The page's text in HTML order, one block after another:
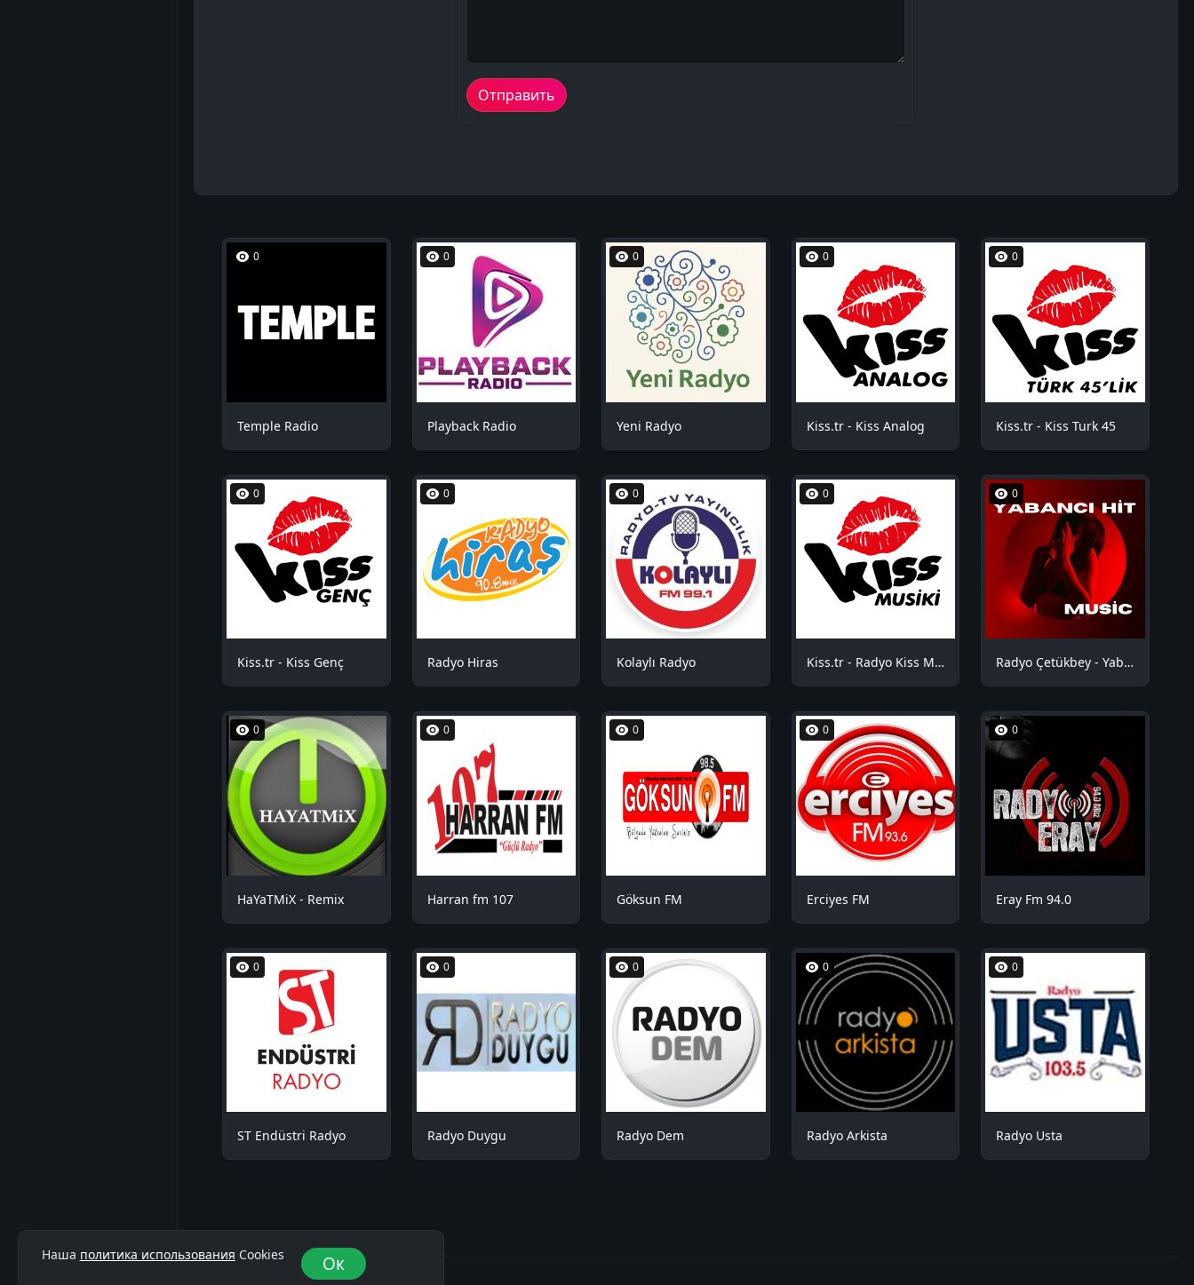
0
Temple Radio
0
Playback Radio
0
Yeni Radyo
0
Kiss.tr - Kiss Analog
0
Kiss.tr - Kiss Turk 45
0
Kiss.tr - Kiss Genç
0
Radyo Hiras
0
Kolaylı Radyo
0
Kiss.tr - Radyo Kiss Musiki
0
Radyo Çetükbey - Yabancı Hit
0
HaYaTMiX - Remix
0
Harran fm 107
0
Göksun FM
0
Erciyes FM
0
Eray Fm 94.0
0
ST Endüstri Radyo
0
Radyo Duygu
0
Radyo Dem
0
Radyo Arkista
0
Radyo Usta
Наша политика использования Cookies Ок